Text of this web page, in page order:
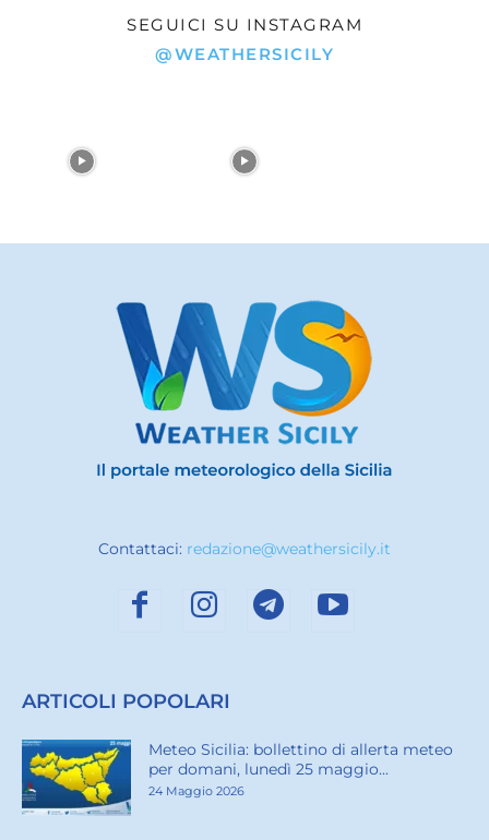
SEGUICI SU INSTAGRAM
@WEATHERSICILY
Contattaci: redazione@weathersicily.it
ARTICOLI POPOLARI
Meteo Sicilia: bollettino di allerta meteo
per domani, lunedì 25 maggio...
24 Maggio 2026